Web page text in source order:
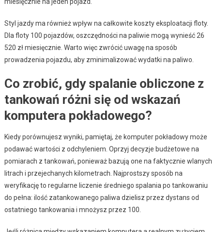
Styl jazdy ma również wpływ na całkowite koszty eksploatacji floty.
Dla floty 100 pojazdów, oszczędności na paliwie mogą wynieść 26
520 zł miesięcznie. Warto więc zwrócić uwagę na sposób
prowadzenia pojazdu, aby zminimalizować wydatki na paliwo.
Co zrobić, gdy spalanie obliczone z
tankowań różni się od wskazań
komputera pokładowego?
Kiedy porównujesz wyniki, pamiętaj, że komputer pokładowy może
podawać wartości z odchyleniem. Oprzyj decyzje budżetowe na
pomiarach z tankowań, ponieważ bazują one na faktycznie wlanych
litrach i przejechanych kilometrach. Najprostszy sposób na
weryfikację to regularne liczenie średniego spalania po tankowaniu
do pełna: ilość zatankowanego paliwa dzielisz przez dystans od
ostatniego tankowania i mnożysz przez 100.